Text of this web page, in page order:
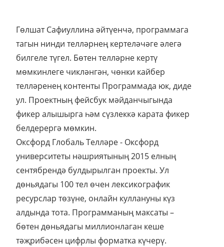
Гөлшат Сафиуллина әйтүенчә, программага
тагын нинди телләрнең кертеләчәге әлегә
билгеле түгел. Бөтен телләрне кертү
мөмкинлеге чикләнгән, чөнки кайбер
телләренең контенты Программада юк, диде
ул. Проектның фейсбук мәйданчыгында
фикер алышырга һәм сүзлеккә карата фикер
белдерергә мөмкин.
Оксфорд Глобаль Телләре - Оксфорд
университеты нәшриятының 2015 елның
сентябрендә булдырылган проекты. Ул
дөньядагы 100 тел өчен лексикографик
ресурслар төзүне, онлайн куллануны күз
алдында тота. Программаның максаты –
бөтен дөньядагы миллионлаган кеше
тәҗрибәсен цифрлы форматка күчерү.